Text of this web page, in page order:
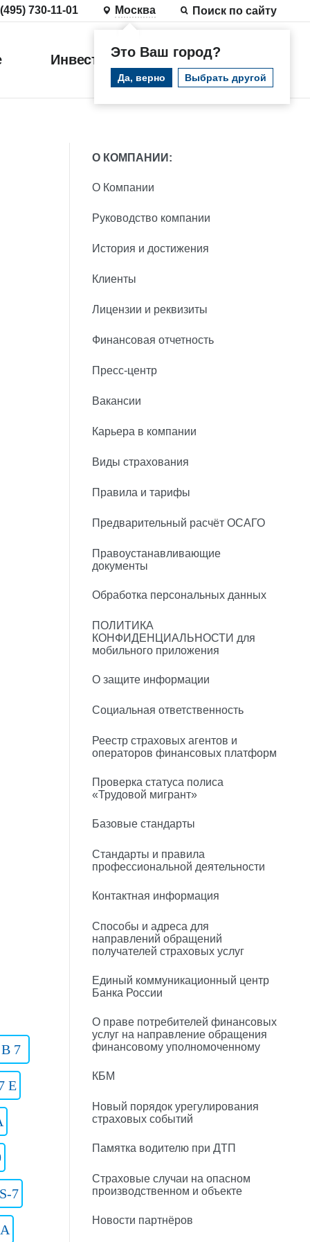
730-11-01 Москва
Это Ваш город?
Да, верно Выбрать другой
Поиск по сайту
Инвестиции
7
E
7
О КОМПАНИИ:
О Компании
Руководство компании
История и достижения
Клиенты
Лицензии и реквизиты
Финансовая отчетность
Пресс-центр
Вакансии
Карьера в компании
Виды страхования
Правила и тарифы
Предварительный расчёт ОСАГО
Правоустанавливающие
документы
Обработка персональных данных
ПОЛИТИКА
КОНФИДЕНЦИАЛЬНОСТИ для
мобильного приложения
О защите информации
Социальная ответственность
Реестр страховых агентов и
операторов финансовых платформ
Проверка статуса полиса
«Трудовой мигрант»
Базовые стандарты
Стандарты и правила
профессиональной деятельности
Контактная информация
Способы и адреса для
направлений обращений
получателей страховых услуг
Единый коммуникационный центр
Банка России
О праве потребителей финансовых
услуг на направление обращения
финансовому уполномоченному
КБМ
Новый порядок урегулирования
страховых событий
Памятка водителю при ДТП
Страховые случаи на опасном
производственном и объекте
Новости партнёров